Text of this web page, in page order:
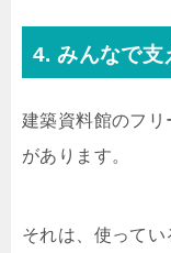
4. みんなで支
建築資料館のフリ
があります。
それは、使ってい